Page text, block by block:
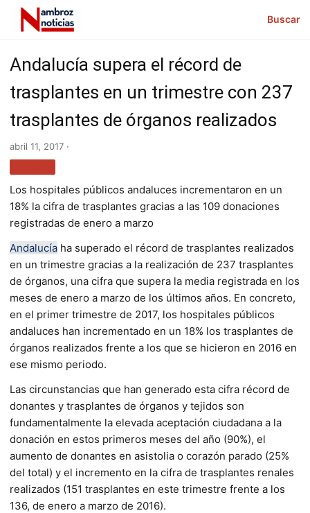
Buscar
Andalucía supera el récord de
trasplantes en un trimestre con 237
trasplantes de órganos realizados
abril 11, 2017 ·
Los hospitales públicos andaluces incrementaron en un
18% la cifra de trasplantes gracias a las 109 donaciones
registradas de enero a marzo
Andalucía ha superado el récord de trasplantes realizados
en un trimestre gracias a la realización de 237 trasplantes
de órganos, una cifra que supera la media registrada en los
meses de enero a marzo de los últimos años. En concreto,
en el primer trimestre de 2017, los hospitales públicos
andaluces han incrementado en un 18% los trasplantes de
órganos realizados frente a los que se hicieron en 2016 en
ese mismo periodo.
Las circunstancias que han generado esta cifra récord de
donantes y trasplantes de órganos y tejidos son
fundamentalmente la elevada aceptación ciudadana a la
donación en estos primeros meses del año (90%), el
aumento de donantes en asistolia o corazón parado (25%
del total) y el incremento en la cifra de trasplantes renales
realizados (151 trasplantes en este trimestre frente a los
136, de enero a marzo de 2016).